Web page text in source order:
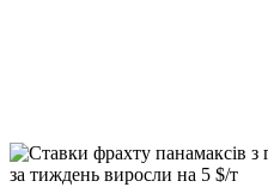
Link
Print